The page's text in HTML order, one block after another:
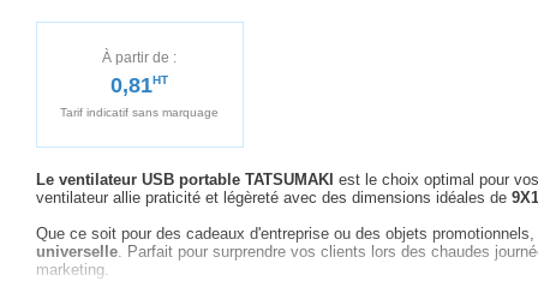
À partir de :
0,81HT
Tarif indicatif sans marquage
Le ventilateur USB portable TATSUMAKI est le choix optimal pour
ventilateur allie praticité et légèreté avec des dimensions idéales de
Que ce soit pour des cadeaux d'entreprise ou des objets promotionnels,
universelle. Parfait pour surprendre vos clients lors des chaudes
marketing.